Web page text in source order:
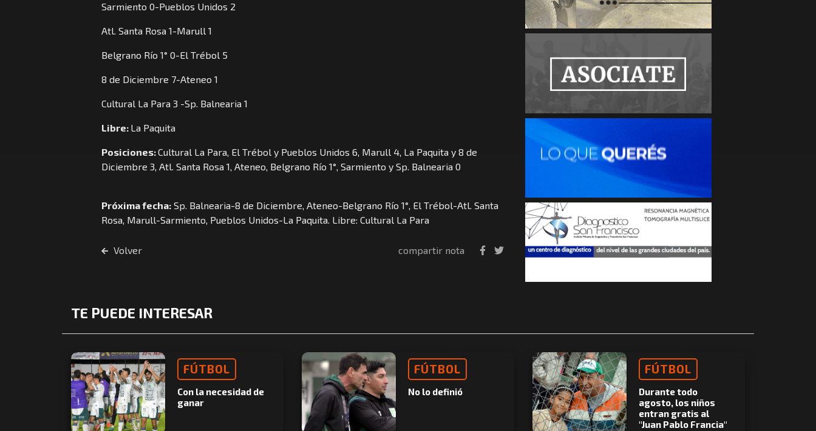
Sarmiento 0-Pueblos Unidos 2
Atl. Santa Rosa 1-Marull 1
Belgrano Río 1° 0-El Trébol 5
8 de Diciembre 7-Ateneo 1
Cultural La Para 3 -Sp. Balnearia 1
Libre: La Paquita
Posiciones:Cultural La Para, El Trébol y Pueblos Unidos 6, Marull 4, La Paquita y 8 de
Diciembre 3, Atl. Santa Rosa 1, Ateneo, Belgrano Río 1°, Sarmiento y Sp. Balnearia 0
Próxima fecha: Sp. Balnearia-8 de Diciembre, Ateneo-Belgrano Río 1°, El Trébol-Atl. Santa
Rosa, Marull-Sarmiento, Pueblos Unidos-La Paquita. Libre: Cultural La Para
Volver compartir nota
TE PUEDE INTERESAR
FÚTBOL
Con la necesidad de
ganar
FÚTBOL
No lo definió
FÚTBOL
Durante todo
agosto, los niños
entran gratis al
"Juan Pablo Francia"